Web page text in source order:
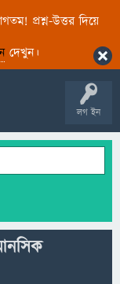
প্রশ্ন-উত্তর দিয়ে
দেখুন।
লগ ইন